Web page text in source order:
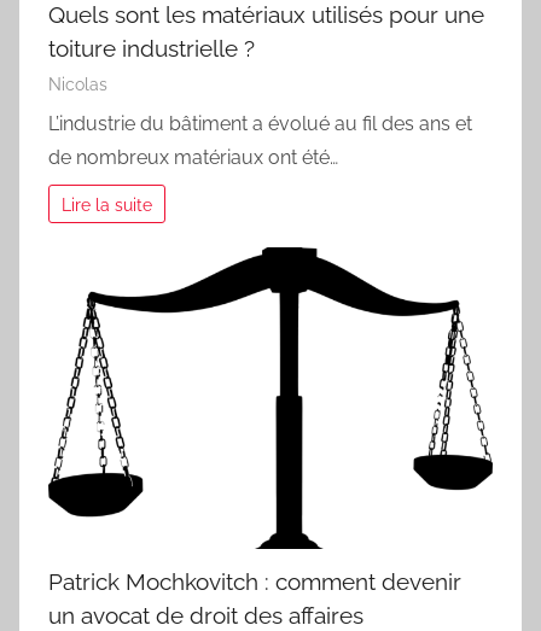
Quels sont les matériaux utilisés pour une
toiture industrielle ?
Nicolas
L’industrie du bâtiment a évolué au fil des ans et
de nombreux matériaux ont été…
Lire la suite
Patrick Mochkovitch : comment devenir
un avocat de droit des affaires